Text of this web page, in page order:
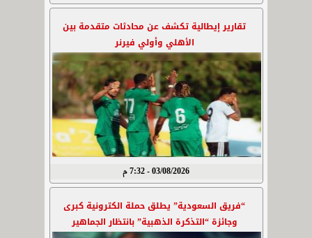
تقارير إيطالية تكشف عن محادثات متقدمة بين
الأهلي وأولي فيرنر
03/08/2026 - 7:32 م
“فريق السعودية” يطلق حملة الكترونية كبرى
وجائزة “التذكرة الذهبية” بانتظار الجماهير